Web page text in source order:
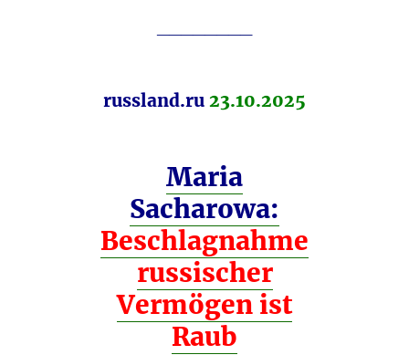
russland.ru 23.10.2025
Maria
Sacharowa:
Beschlagnahme
russischer
Vermögen ist
Raub